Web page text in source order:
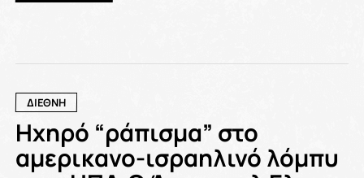
ΔΙΕΘΝΗ
Ηχηρό “ράπισμα” στο
αμερικανο-ισραηλινό λόμπυ